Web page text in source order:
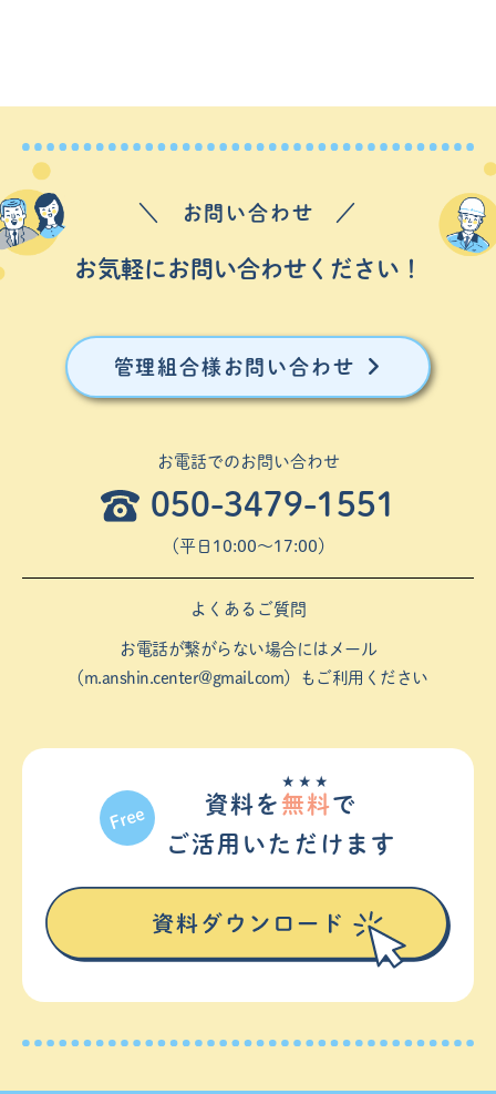
＼ お問い合わせ ／
お気軽にお問い合わせください！
管理組合様お問い合わせ
お電話でのお問い合わせ
050-3479-1551
（平⽇10:00〜17:00）
よくあるご質問
お電話が繋がらない場合にはメール
（ m.anshin.center@gmail.com）もご利用ください
資料を 無料
★★★
で
ご活⽤いただけます